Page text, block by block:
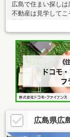
広島で住まい探し
不動産は見学してこ
能ですので、他物
め、開放感があり
が容易です※駐車（
家族でも安心です
広島県広